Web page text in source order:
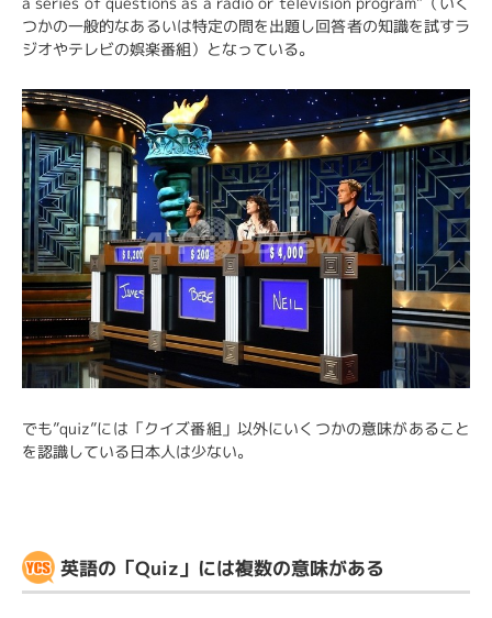
つかの一般的なあるいは特定の問を出題し回答者の知識を試すラ
ジオやテレビの娯楽番組）となっている。
でも”quiz”には「クイズ番組」以外にいくつかの意味があること
を認識している日本人は少ない。
英語の「Quiz」には複数の意味がある